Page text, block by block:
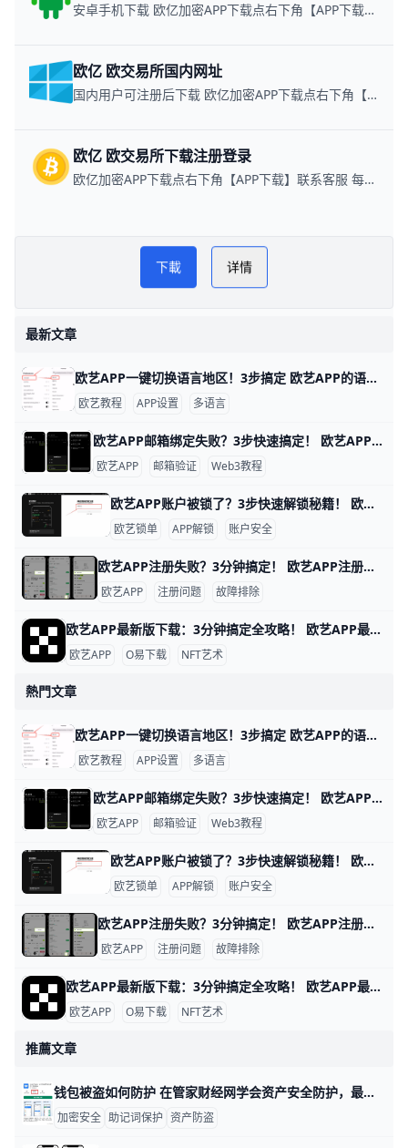
安卓手机下载 欧亿加密APP下载点右下角【APP下载】联系客服 每日更新可用链接
欧亿 欧交易所国内网址
国内用户可注册后下载 欧亿加密APP下载点右下角【APP下载】联系客服 每日更新可用链接
欧亿 欧交易所下载注册登录
欧亿加密APP下载点右下角【APP下载】联系客服 每日更新可用链接
欧逸管家交易所网PLAY NOW
欧逸下载教程
下載 详情
最新文章
欧艺APP一键切换语言地区！3步搞定 欧艺APP的语言和地区切换非常简单，只需几步就能搞定，让你用母语界面更舒服。举个例子，如果你手机是英文版，想改成简体中文，整个过程不到1分钟。
欧艺教程 APP设置 多语言
欧艺APP邮箱绑定失败？3步快速搞定！ 欧艺APP无法绑定邮箱是很多用户遇到的常见问题，通常因为网络限制、邮箱服务商屏蔽或APP缓存问题导致。好消息是，通过简单步骤就能解决。下面我们一步步来试试。
欧艺APP 邮箱验证 Web3教程
欧艺APP账户被锁了？3步快速解锁秘籍！ 欧艺APP账户被锁定很常见，通常是因为身份验证没完成、异常登录或风控检查。比如，用户小李发现登录时提示“账户临时冻结”，这是平台为安全检测的正常反应。根据欧艺官方数据，80%的锁定案例通过简单验证就能解锁。
欧艺锁单 APP解锁 账户安全
欧艺APP注册失败？3分钟搞定！ 欧艺APP注册不了？别担心，很多用户都遇到过这个问题。通常原因是网络不稳、验证码没收到，或者APP版本太旧。下面一步步教你解决，跟着做就能行。
欧艺APP 注册问题 故障排除
欧艺APP最新版下载：3分钟搞定全攻略！ 欧艺APP最新版下载全指南 想下载欧艺APP最新版吗？它属于O易歐yi生态的艺术类应用，现在最新版是v6.135.1（安卓）或App Store对应iOS版，2026年更新支持更多NFT艺术浏览和交易功能。
欧艺APP O易下载 NFT艺术
熱門文章
欧艺APP一键切换语言地区！3步搞定 欧艺APP的语言和地区切换非常简单，只需几步就能搞定，让你用母语界面更舒服。举个例子，如果你手机是英文版，想改成简体中文，整个过程不到1分钟。
欧艺教程 APP设置 多语言
欧艺APP邮箱绑定失败？3步快速搞定！ 欧艺APP无法绑定邮箱是很多用户遇到的常见问题，通常因为网络限制、邮箱服务商屏蔽或APP缓存问题导致。好消息是，通过简单步骤就能解决。下面我们一步步来试试。
欧艺APP 邮箱验证 Web3教程
欧艺APP账户被锁了？3步快速解锁秘籍！ 欧艺APP账户被锁定很常见，通常是因为身份验证没完成、异常登录或风控检查。比如，用户小李发现登录时提示“账户临时冻结”，这是平台为安全检测的正常反应。根据欧艺官方数据，80%的锁定案例通过简单验证就能解锁。
欧艺锁单 APP解锁 账户安全
欧艺APP注册失败？3分钟搞定！ 欧艺APP注册不了？别担心，很多用户都遇到过这个问题。通常原因是网络不稳、验证码没收到，或者APP版本太旧。下面一步步教你解决，跟着做就能行。
欧艺APP 注册问题 故障排除
欧艺APP最新版下载：3分钟搞定全攻略！ 欧艺APP最新版下载全指南 想下载欧艺APP最新版吗？它属于O易歐yi生态的艺术类应用，现在最新版是v6.135.1（安卓）或App Store对应iOS版，2026年更新支持更多NFT艺术浏览和交易功能。
欧艺APP O易下载 NFT艺术
推薦文章
钱包被盗如何防护 在管家财经网学会资产安全防护，最重要的就是先认识钱包被盗和私钥泄露的常见原因。很多数字资产丢失，并不是链上系统本身出问题，而是用户把助记词截图保存、把私钥发到聊天软件、或者误点了钓鱼链接。比如，有些人为了方便记住助记词，会存在手机相册或云盘里，这样一旦账号被盗，资产也可能一起被拿走。
加密安全 助记词保护 资产防盗